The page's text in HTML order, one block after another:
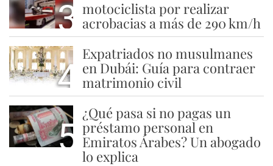
3 motociclista por realizar
acrobacias a más de 290 km/h
4
Expatriados no musulmanes
en Dubái: Guía para contraer
matrimonio civil
5
¿Qué pasa si no pagas un
préstamo personal en
Emiratos Árabes? Un abogado
lo explica